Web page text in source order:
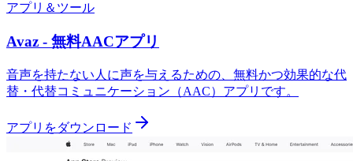
アプリ＆ツール
Avaz - 無料AACアプリ
音声を持たない人に声を与えるための、無料かつ効果的な代
替・代替コミュニケーション（AAC）アプリです。
アプリをダウンロード